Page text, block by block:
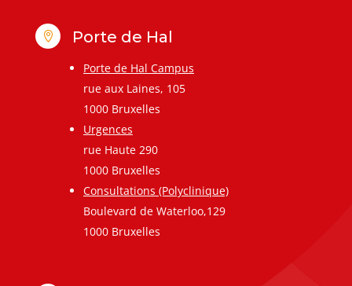
 Porte de Hal
Porte de Hal Campus
rue aux Laines, 105
1000 Bruxelles
Urgences
rue Haute 290
1000 Bruxelles
Consultations (Polyclinique)
Boulevard de Waterloo,129
1000 Bruxelles